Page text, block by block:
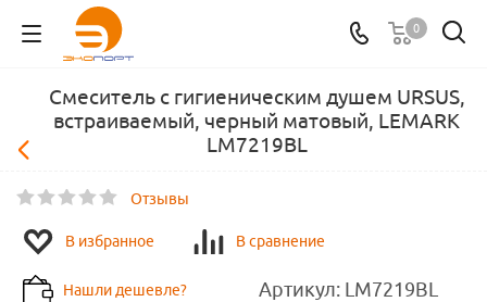
0
Смеситель с гигиеническим душем URSUS,
встраиваемый, черный матовый, LEMARK
LM7219BL
Отзывы
В избранное В сравнение
Нашли дешевле? Артикул: LM7219BL